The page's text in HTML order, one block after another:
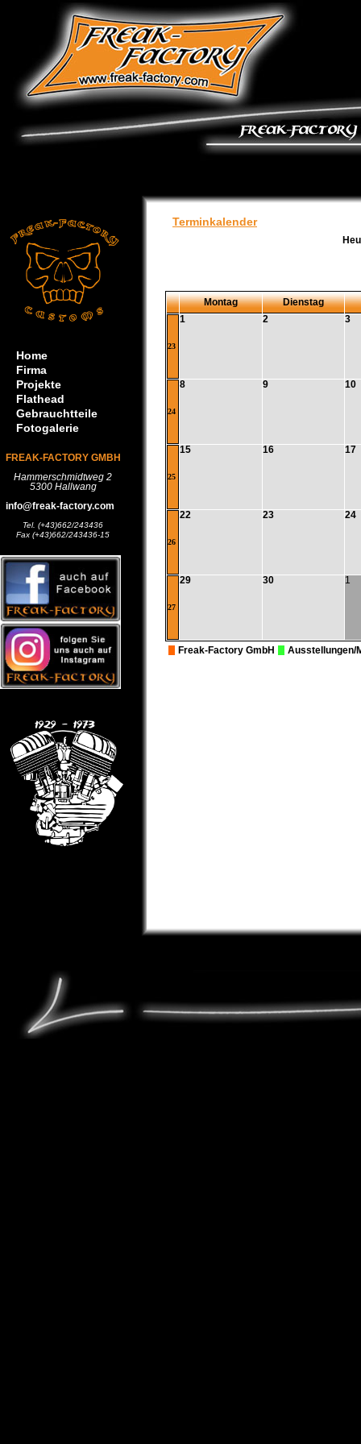
Home
Firma
Projekte
Flathead
Gebrauchtteile
Fotogalerie
FREAK-FACTORY GMBH
Hammerschmidtweg 2
5300 Hallwang
info@freak-factory.com
Tel. (+43)662/243436
Fax (+43)662/243436-15
Terminkalender
Montag Dienstag
23
1 2 3
24
8 9 10
25
15 16 17
26
22 23 24
27
29 30 1
Freak-Factory GmbH Ausstellungen/